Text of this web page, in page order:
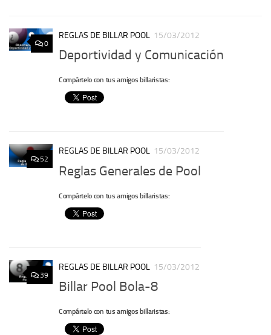
0
REGLAS DE BILLAR POOL 15/03/2012
Deportividad y Comunicación
Compártelo con tus amigos billaristas:
52
REGLAS DE BILLAR POOL 15/03/2012
Reglas Generales de Pool
Compártelo con tus amigos billaristas:
39
REGLAS DE BILLAR POOL 15/03/2012
Billar Pool Bola-8
Compártelo con tus amigos billaristas: